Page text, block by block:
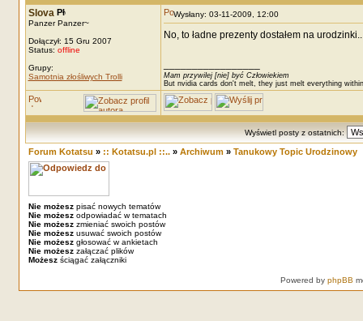
Slova
Panzer Panzer~
Dołączył: 15 Gru 2007
Status: offline
Grupy:
Samotnia złośliwych Trolli
Wysłany: 03-11-2009, 12:00
No, to ładne prezenty dostałem na
Mam przywilej [nie] być Człowiekiem
But nvidia cards don't melt, they just melt everything
Wyświetl posty z ostatnich:
Forum Kotatsu » :: Kotatsu.pl ::..» Archiwum» Tanukowy Topic Urodzinowy
Nie możeszpisać nowych tematów
Nie możeszodpowiadać w tematach
Nie możeszzmieniać swoich postów
Nie możeszusuwać swoich postów
Nie możeszgłosować w ankietach
Nie możeszzałączać plików
Możeszściągać załączniki
Powered by phpBB